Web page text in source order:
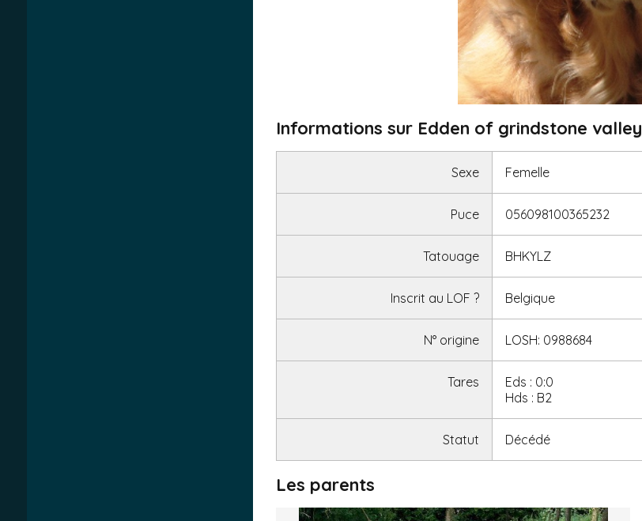
Informations sur Edden of grindstone valley
Sexe Femelle
Puce 056098100365232
Tatouage BHKYLZ
Inscrit au LOF? Belgique
N° origine LOSH: 0988684
Tares
Eds : 0:0
Hds : B2
Statut Décédé
Les parents